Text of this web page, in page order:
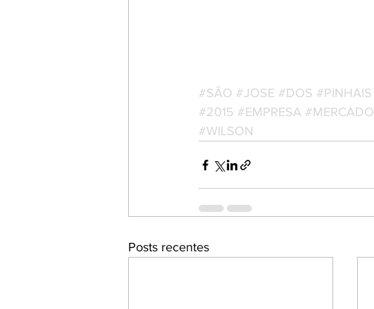
#SÃO #JOSE #DOS #PINHAIS
#2015 #EMPRESA #MERCADO
#WILSON
Posts recentes